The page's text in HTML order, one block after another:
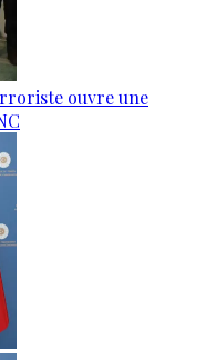
ouvre une